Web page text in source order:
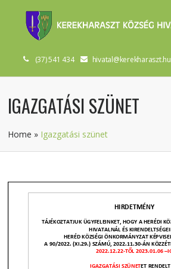
(37) 541 434 hivatal@kerekharaszt.hu
IGAZGATÁSI SZÜNET
Home » Igazgatási szünet